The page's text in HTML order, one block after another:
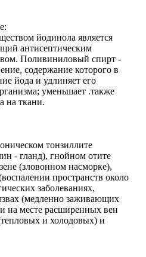
йодинола является
антисептическим
Поливиниловый спирт -
содержание которого в
йода и удлиняет его
уменьшает .также
на ткани.
тонзиллите
- гланд), гнойном отите
(зловонном насморке),
пространств около
заболеваниях,
(медленно заживающих
на месте расширенных вен
и холодовых) и